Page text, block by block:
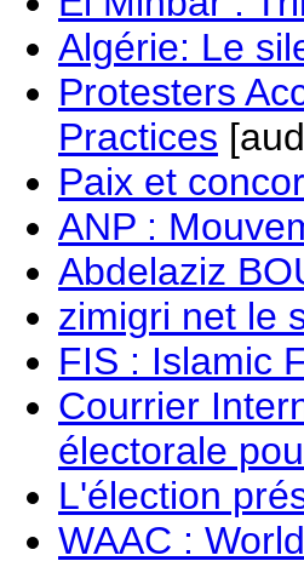
Algérie: Le
Protesters
Practices
Paix et
ANP :
Abdelaziz
zimigri net le
FIS : Islamic
Courrier
électorale
L'élection
WAAC :